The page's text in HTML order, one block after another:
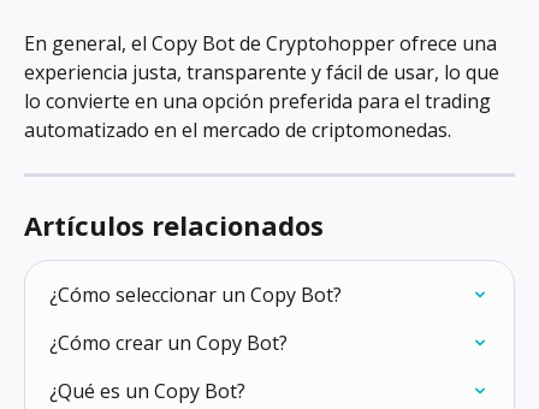
En general, el Copy Bot de Cryptohopper ofrece una
experiencia justa, transparente y fácil de usar, lo que
lo convierte en una opción preferida para el trading
automatizado en el mercado de criptomonedas.
Artículos relacionados
¿Cómo seleccionar un Copy Bot?
¿Cómo crear un Copy Bot?
¿Qué es un Copy Bot?